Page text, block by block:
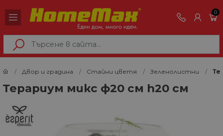
0
Двор и градина Стайни цветя Зеленолистни
Терариум микс ф20 см h20 см